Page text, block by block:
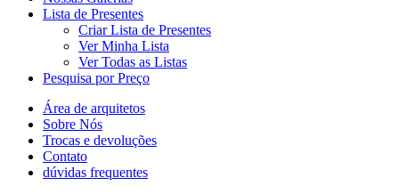
Lista de Presentes
Criar Lista de Presentes
Ver Minha Lista
Ver Todas as Listas
Pesquisa por Preço
Área de arquitetos
Sobre Nós
Trocas e devoluções
Contato
dúvidas frequentes